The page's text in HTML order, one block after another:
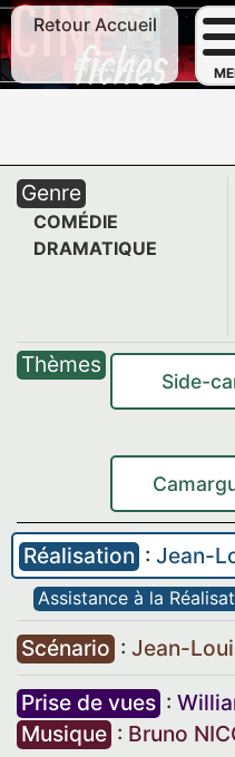
Retour Accueil
Genre
COMÉDIE
DRAMATIQUE
Thèmes
Side-
Réalisation : Jean-
Assistance à la
Scénario : Jean-
Prise de vues :
Musique : Bruno